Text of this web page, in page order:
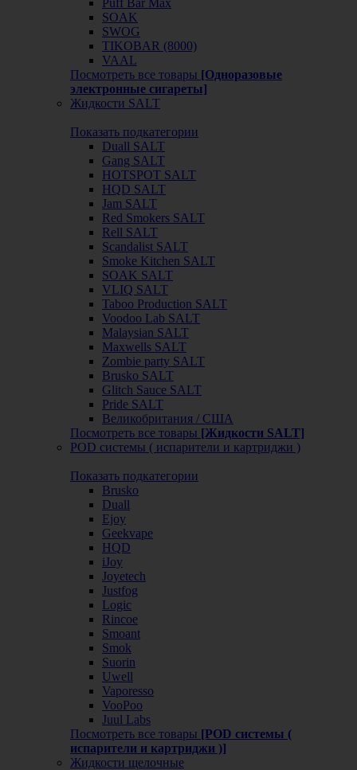
SOAK
SWOG
TIKOBAR (8000)
VAAL
Посмотреть все товары [Одноразовые
электронные сигареты]
Жидкости SALT
Показать подкатегории
Duall SALT
Gang SALT
HOTSPOT SALT
HQD SALT
Jam SALT
Red Smokers SALT
Rell SALT
Scandalist SALT
Smoke Kitchen SALT
SOAK SALT
VLIQ SALT
Taboo Production SALT
Voodoo Lab SALT
Malaysian SALT
Maxwells SALT
Zombie party SALT
Brusko SALT
Glitch Sauce SALT
Pride SALT
Великобритания / США
Посмотреть все товары [Жидкости SALT]
POD системы ( испарители и картриджи )
Показать подкатегории
Brusko
Duall
Ejoy
Geekvape
HQD
iJoy
Joyetech
Justfog
Logic
Rincoe
Smoant
Smok
Suorin
Uwell
Vaporesso
VooPoo
Juul Labs
Посмотреть все товары [POD системы (
испарители и картриджи )]
Жидкости щелочные